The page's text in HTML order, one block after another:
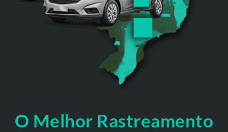
O Melhor Rastreamento